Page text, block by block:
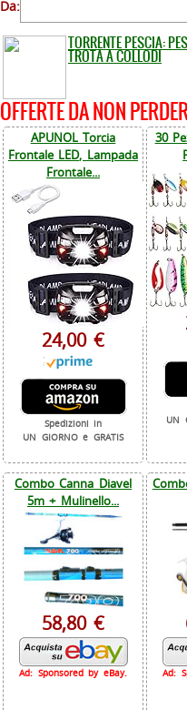
Da:
TORRENTE PESCIA:
TROTA A COLLODI
OFFERTE DA NON
APUNOL Torcia
Frontale LED, Lampada
Frontale...
24,00 €
Spedizioni in
UN GIORNO e GRATIS
30
UN
Combo Canna Diavel
5m + Mulinello...
58,80 €
Ad: Sponsored by eBay. Ad: